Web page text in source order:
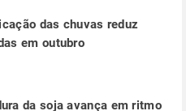
das chuvas reduz
em outubro
da soja avança em ritmo